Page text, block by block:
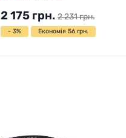
2 175 грн. 2 231грн.
- 3% Економія 56 грн.